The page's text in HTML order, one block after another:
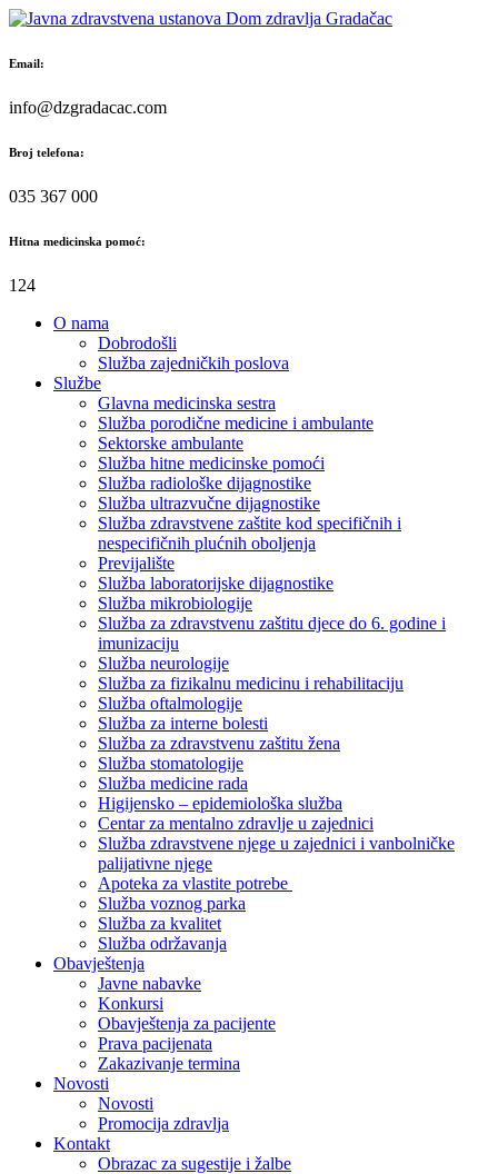
Skip
content
Email:
info@dzgradacac.com
Broj telefona:
035 367 000
Hitna medicinska pomoć:
124
O nama
Dobrodošli
Služba zajedničkih poslova
Službe
Glavna medicinska sestra
Služba porodične medicine i ambulante
Sektorske ambulante
Služba hitne medicinske pomoći
Služba radiološke dijagnostike
Služba ultrazvučne dijagnostike
Služba zdravstvene zaštite kod specifičnih i
nespecifičnih plućnih oboljenja
Previjalište
Služba laboratorijske dijagnostike
Služba mikrobiologije
Služba za zdravstvenu zaštitu djece do 6. godine i
imunizaciju
Služba neurologije
Služba za fizikalnu medicinu i rehabilitaciju
Služba oftalmologije
Služba za interne bolesti
Služba za zdravstvenu zaštitu žena
Služba stomatologije
Služba medicine rada
Higijensko – epidemiološka služba
Centar za mentalno zdravlje u zajednici
Služba zdravstvene njege u zajednici i vanbolničke
palijativne njege
Apoteka za vlastite potrebe
Služba voznog parka
Služba za kvalitet
Služba održavanja
Obavještenja
Javne nabavke
Konkursi
Obavještenja za pacijente
Prava pacijenata
Zakazivanje termina
Novosti
Novosti
Promocija zdravlja
Kontakt
Obrazac za sugestije i žalbe